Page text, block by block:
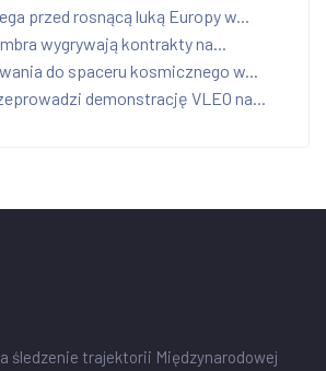
przed rosnącą luką Europy w...
wygrywają kontrakty na...
do spaceru kosmicznego w...
demonstrację VLEO na...
śledzenie trajektorii Międzynarodowej